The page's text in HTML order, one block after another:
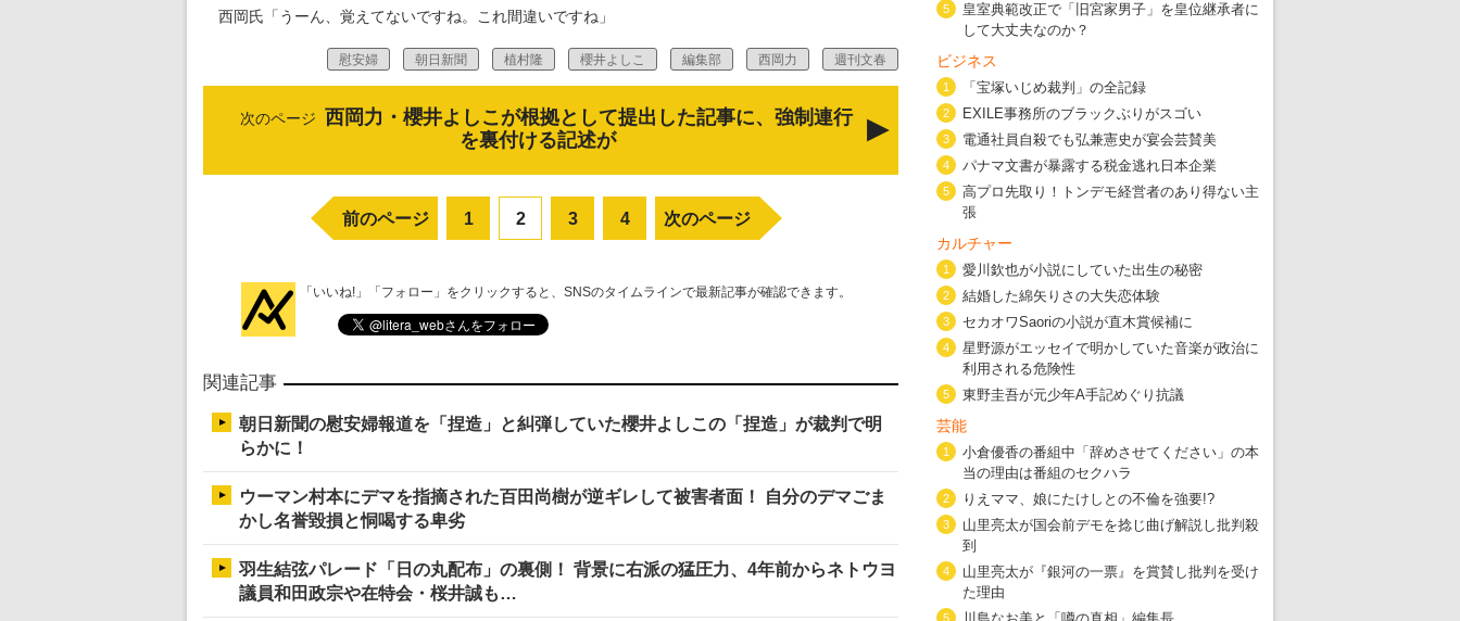
西岡氏「うーん、覚えてないですね。これ間違いですね」
慰安婦 朝日新聞 植村隆 櫻井よしこ 編集部 西岡力 週刊文春
次のページ 西岡力・櫻井よしこが根拠として提出した記事に、強制連行
を裏付ける記述が
前のページ 1 2 3 4 次のページ
「いいね!」「フォロー」をクリックすると、SNSのタイムラインで最新記事が確認できます。
関連記事
朝日新聞の慰安婦報道を「捏造」と糾弾していた櫻井よしこの「捏造」が裁判で明
らかに！
ウーマン村本にデマを指摘された百田尚樹が逆ギレして被害者面！ 自分のデマごま
かし名誉毀損と恫喝する卑劣
羽生結弦パレード「日の丸配布」の裏側！ 背景に右派の猛圧力、4年前からネトウヨ
議員和田政宗や在特会・桜井誠も…
5
皇室典範改正で「旧宮家男子」を皇位継承者に
して大丈夫なのか？
ビジネス
1 「宝塚いじめ裁判」の全記録
2 EXILE事務所のブラックぶりがスゴい
3 電通社員自殺でも弘兼憲史が宴会芸賛美
4 パナマ文書が暴露する税金逃れ日本企業
5
高プロ先取り！トンデモ経営者のあり得ない主
張
カルチャー
1 愛川欽也が小説にしていた出生の秘密
2 結婚した綿矢りさの大失恋体験
3 セカオワSaoriの小説が直木賞候補に
4
星野源がエッセイで明かしていた音楽が政治に
利用される危険性
5 東野圭吾が元少年A手記めぐり抗議
芸能
1
小倉優香の番組中「辞めさせてください」の本
当の理由は番組のセクハラ
2 りえママ、娘にたけしとの不倫を強要!?
3
山里亮太が国会前デモを捻じ曲げ解説し批判殺
到
4
山里亮太が『銀河の一票』を賞賛し批判を受け
た理由
5